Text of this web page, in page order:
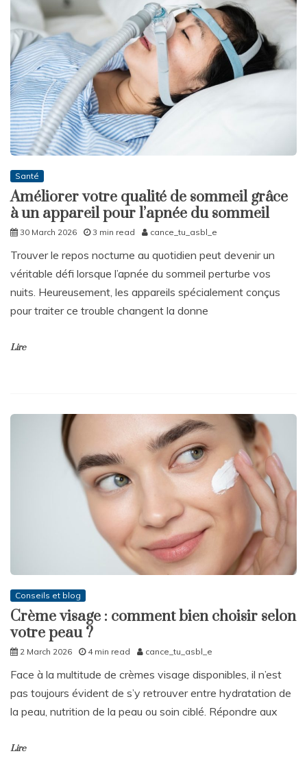
Santé
Améliorer votre qualité de sommeil grâce
à un appareil pour l’apnée du sommeil
30 March 2026 3 min read cance_tu_asbl_e
Trouver le repos nocturne au quotidien peut devenir un
véritable défi lorsque l’apnée du sommeil perturbe vos
nuits. Heureusement, les appareils spécialement conçus
pour traiter ce trouble changent la donne
Lire
Conseils et blog
Crème visage : comment bien choisir selon
votre peau ?
2 March 2026 4 min read cance_tu_asbl_e
Face à la multitude de crèmes visage disponibles, il n’est
pas toujours évident de s’y retrouver entre hydratation de
la peau, nutrition de la peau ou soin ciblé. Répondre aux
Lire